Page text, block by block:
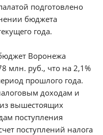
подготовлено
бюджета
года.
Воронежа
млн. руб., что на 2,1%
прошлого года.
доходам и
вышестоящих
поступления
поступлений налога